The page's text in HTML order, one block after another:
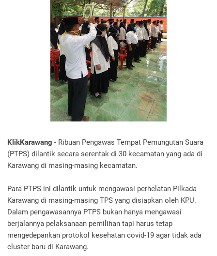
KlikKarawang - Ribuan Pengawas Tempat Pemungutan Suara
(PTPS) dilantik secara serentak di 30 kecamatan yang ada di
Karawang di masing-masing kecamatan.
Para PTPS ini dilantik untuk mengawasi perhelatan Pilkada
Karawang di masing-masing TPS yang disiapkan oleh KPU.
Dalam pengawasannya PTPS bukan hanya mengawasi
berjalannya pelaksanaan pemilihan tapi harus tetap
mengedepankan protokol kesehatan covid-19 agar tidak ada
cluster baru di Karawang.